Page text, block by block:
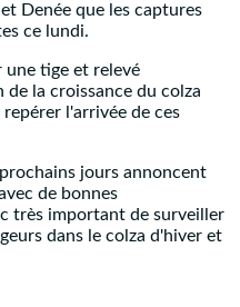
Denée que les captures
ce lundi.
une tige et relevé
la croissance du colza
l'arrivée de ces
jours annoncent
de bonnes
très important de surveiller
dans le colza d'hiver et